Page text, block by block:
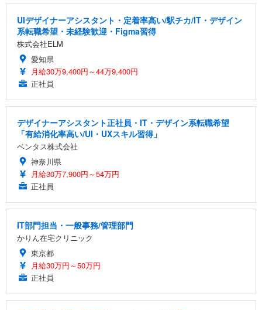
UIデザイナーアシスタント・定着率高い/駅チカ/IT・デザイン
系転職希望・未経験歓迎・Figma習得
株式会社ELM
愛知県
月給30万9,400円～44万9,400円
正社員
デザイナーアシスタント正社員・IT・デザイン系転職希望
「有給消化率高い/UI・UXスキル習得」
ベンタス株式会社
神奈川県
月給30万7,900円～54万円
正社員
IT部門担当・一般事務/管理部門
かりん在宅クリニック
東京都
月給30万円～50万円
正社員